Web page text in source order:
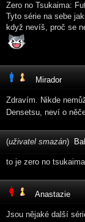
Zero no Tsukaima:
Tyto série na sebe
když nevíš, proč se
Mirador
Zdravím. Nikde
Densetsu, neví o
(uživatel smazán)
to je zero no
Anastazie
Jsou nějaké další